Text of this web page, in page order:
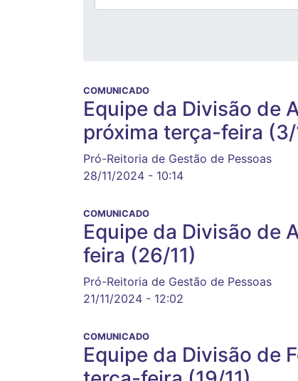
COMUNICADO
Equipe da Divisão de
próxima terça-feira (3/
Pró-Reitoria de Gestão de Pessoas
28/11/2024 - 10:14
COMUNICADO
Equipe da Divisão de
feira (26/11)
Pró-Reitoria de Gestão de Pessoas
21/11/2024 - 12:02
COMUNICADO
Equipe da Divisão de